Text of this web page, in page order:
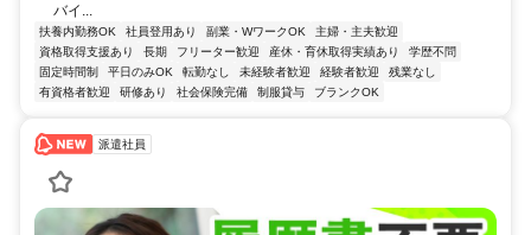
バイ...
扶養内勤務OK 社員登用あり 副業・WワークOK
主婦・主夫歓迎
資格取得支援あり
長期 フリーター歓迎 産休・育休取得実績あり
学歴不問
固定時間制
平日のみOK 転勤なし 未経験者歓迎 経験者歓迎
残業なし
有資格者歓迎
研修あり 社会保険完備 制服貸与 ブランクOK
派遣社員